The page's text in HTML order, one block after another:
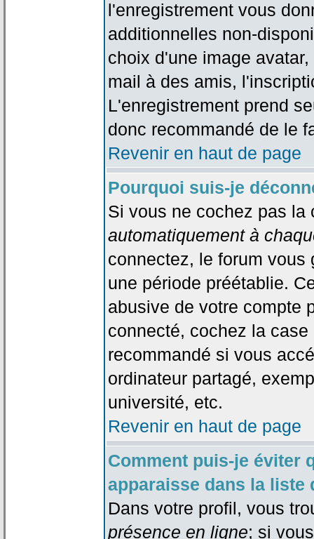
l'enregistrement vous
additionnelles non-
choix d'une image
mail à des amis,
L'enregistrement prend
donc recommandé de le
Revenir en haut de page
Pourquoi suis-je
Si vous ne cochez pas
automatiquement à
connectez, le forum vous
une période préétablie.
abusive de votre compte
connecté, cochez la
recommandé si vous
ordinateur partagé,
université, etc.
Revenir en haut de page
Comment puis-je éviter
apparaisse dans la liste
Dans votre profil, vous
présence en ligne; si